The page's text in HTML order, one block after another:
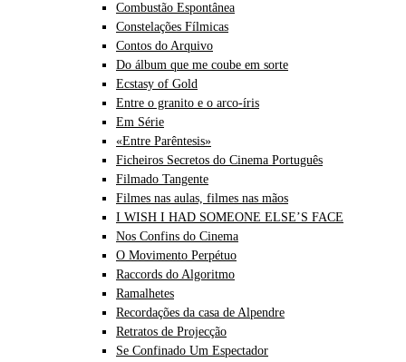
Combustão Espontânea
Constelações Fílmicas
Contos do Arquivo
Do álbum que me coube em sorte
Ecstasy of Gold
Entre o granito e o arco-íris
Em Série
«Entre Parêntesis»
Ficheiros Secretos do Cinema Português
Filmado Tangente
Filmes nas aulas, filmes nas mãos
I WISH I HAD SOMEONE ELSE’S FACE
Nos Confins do Cinema
O Movimento Perpétuo
Raccords do Algoritmo
Ramalhetes
Recordações da casa de Alpendre
Retratos de Projecção
Se Confinado Um Espectador